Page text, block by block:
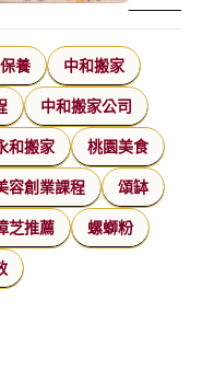
養 中和搬家
中和搬家公司
和搬家 桃園美食
容創業課程 頌缽
芝推薦 螺螄粉